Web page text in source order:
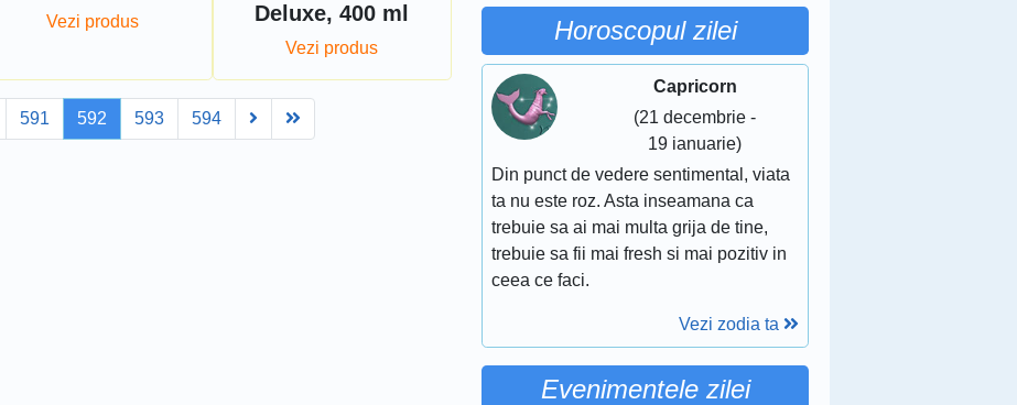
Vezi produs
Deluxe, 400 ml
Vezi produs
591 592 593 594 Next
Horoscopul zilei
Capricorn
(21 decembrie -
19 ianuarie)
Din punct de vedere sentimental, viata
ta nu este roz. Asta inseamana ca
trebuie sa ai mai multa grija de tine,
trebuie sa fii mai fresh si mai pozitiv in
ceea ce faci.
Vezi zodia ta
Evenimentele zilei